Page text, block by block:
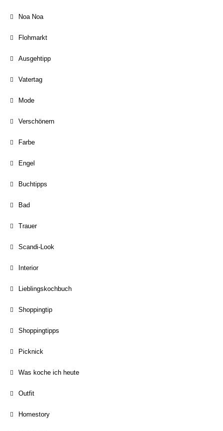
Noa Noa
Flohmarkt
Ausgehtipp
Vatertag
Mode
Verschönern
Farbe
Engel
Buchtipps
Bad
Trauer
Scandi-Look
Interior
Lieblingskochbuch
Shoppingtip
Shoppingtipps
Picknick
Was koche ich heute
Outfit
Homestory